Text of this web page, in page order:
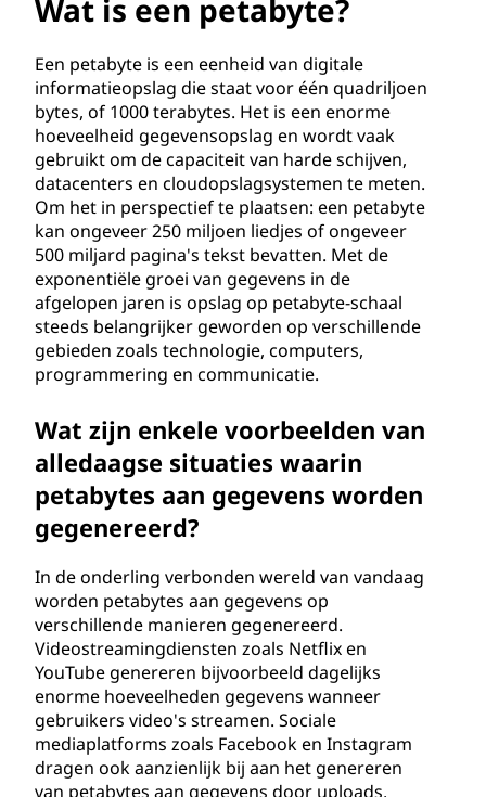
Wat is een petabyte?
Een petabyte is een eenheid van digitale
informatieopslag die staat voor één quadriljoen
bytes, of 1000 terabytes. Het is een enorme
hoeveelheid gegevensopslag en wordt vaak
gebruikt om de capaciteit van harde schijven,
datacenters en cloudopslagsystemen te meten.
Om het in perspectief te plaatsen: een petabyte
kan ongeveer 250 miljoen liedjes of ongeveer
500 miljard pagina's tekst bevatten. Met de
exponentiële groei van gegevens in de
afgelopen jaren is opslag op petabyte-schaal
steeds belangrijker geworden op verschillende
gebieden zoals technologie, computers,
programmering en communicatie.
Wat zijn enkele voorbeelden van
alledaagse situaties waarin
petabytes aan gegevens worden
gegenereerd?
In de onderling verbonden wereld van vandaag
worden petabytes aan gegevens op
verschillende manieren gegenereerd.
Videostreamingdiensten zoals Netflix en
YouTube genereren bijvoorbeeld dagelijks
enorme hoeveelheden gegevens wanneer
gebruikers video's streamen. Sociale
mediaplatforms zoals Facebook en Instagram
dragen ook aanzienlijk bij aan het genereren
van petabytes aan gegevens door uploads,